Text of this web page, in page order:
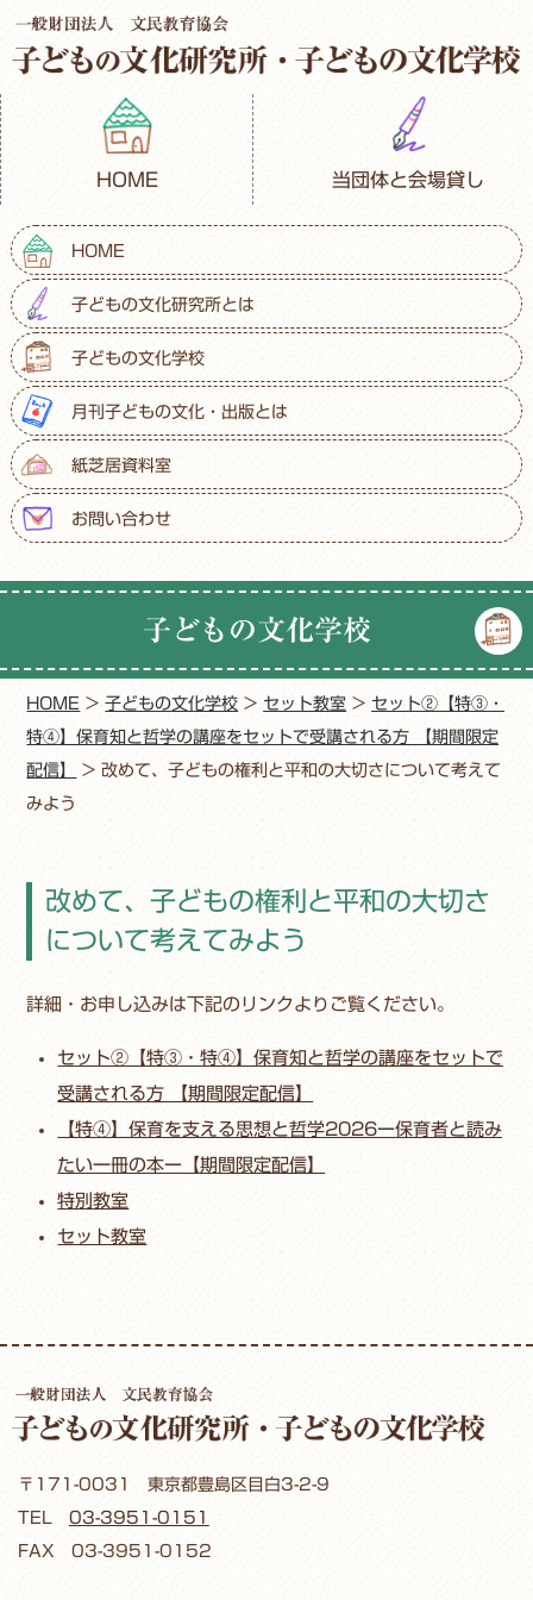
HOME 当団体と会場貸し
HOME
子どもの文化研究所とは
子どもの文化学校
月刊子どもの文化・出版とは
紙芝居資料室
お問い合わせ
子どもの文化学校
HOME >子どもの文化学校 > セット教室 > セット②【特③・
特④】保育知と哲学の講座をセットで受講される方 【期間限定
配信】
> 改めて、子どもの権利と平和の大切さについて考えて
みよう
改めて、子どもの権利と平和の大切さ
について考えてみよう
詳細・お申し込みは下記のリンクよりご覧ください。
セット②【特③・特④】保育知と哲学の講座をセットで
受講される方 【期間限定配信】
【特④】保育を支える思想と哲学2026ー保育者と読み
たい一冊の本ー【期間限定配信】
特別教室
セット教室
〒171-0031 東京都豊島区目白3-2-9
TEL 03-3951-0151
FAX 03-3951-0152